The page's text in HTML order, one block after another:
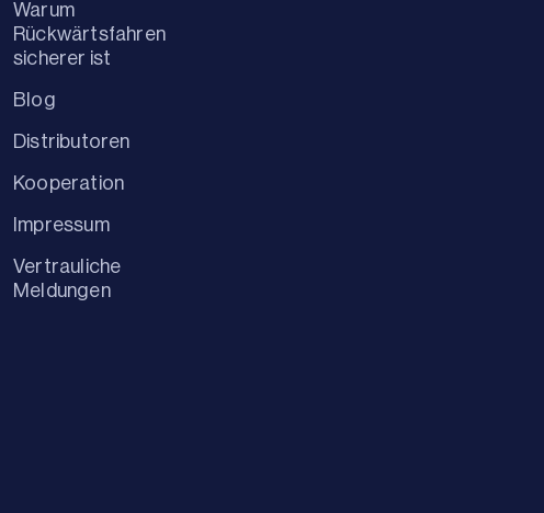
Warum
Rückwärtsfahren
sicherer ist
Blog
Distributoren
Kooperation
Impressum
Vertrauliche
Meldungen